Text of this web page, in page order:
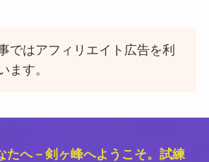
ではアフィリエイト広告を利
ます。
たへ－剣ヶ峰へようこそ。試練